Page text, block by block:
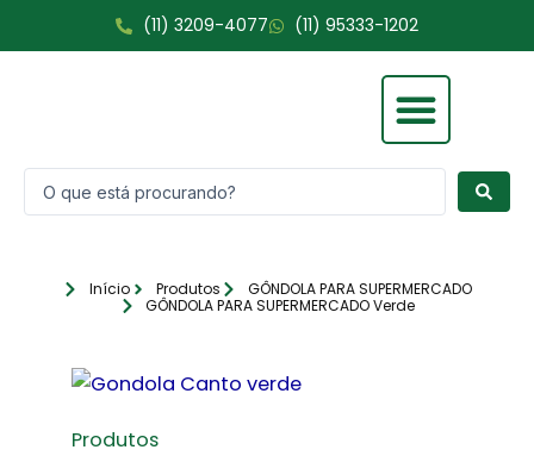
para
(11) 3209-4077 (11) 95333-1202
Início Produtos
GÔNDOLA PARA SUPERMERCADO
GÔNDOLA PARA SUPERMERCADO Verde
Produtos